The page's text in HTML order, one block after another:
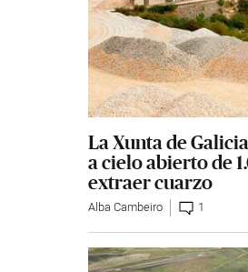
La Xunta de
a cielo abierto de
extraer cuarzo
Alba Cambeiro 1